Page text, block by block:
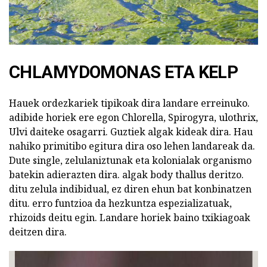
CHLAMYDOMONAS ETA KELP
Hauek ordezkariek tipikoak dira landare erreinuko.
adibide horiek ere egon Chlorella, Spirogyra, ulothrix,
Ulvi daiteke osagarri. Guztiek algak kideak dira. Hau
nahiko primitibo egitura dira oso lehen landareak da.
Dute single, zelulaniztunak eta kolonialak organismo
batekin adierazten dira. algak body thallus deritzo.
ditu zelula indibidual, ez diren ehun bat konbinatzen
ditu. erro funtzioa da hezkuntza espezializatuak,
rhizoids deitu egin. Landare horiek baino txikiagoak
deitzen dira.